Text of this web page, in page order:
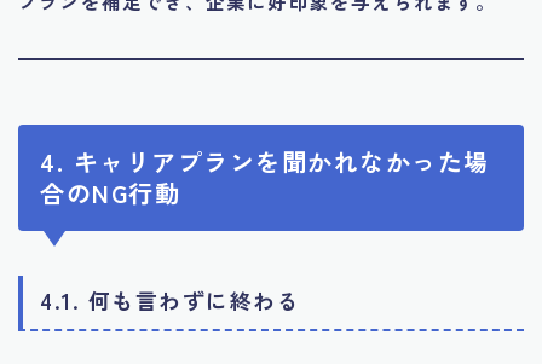
4. キャリアプランを聞かれなかった場
合のNG行動
4.1. 何も言わずに終わる